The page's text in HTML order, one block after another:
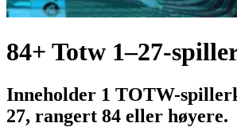
84+ Totw 1–27-
Inneholder 1 TOTW-
27, rangert 84 eller høyere.